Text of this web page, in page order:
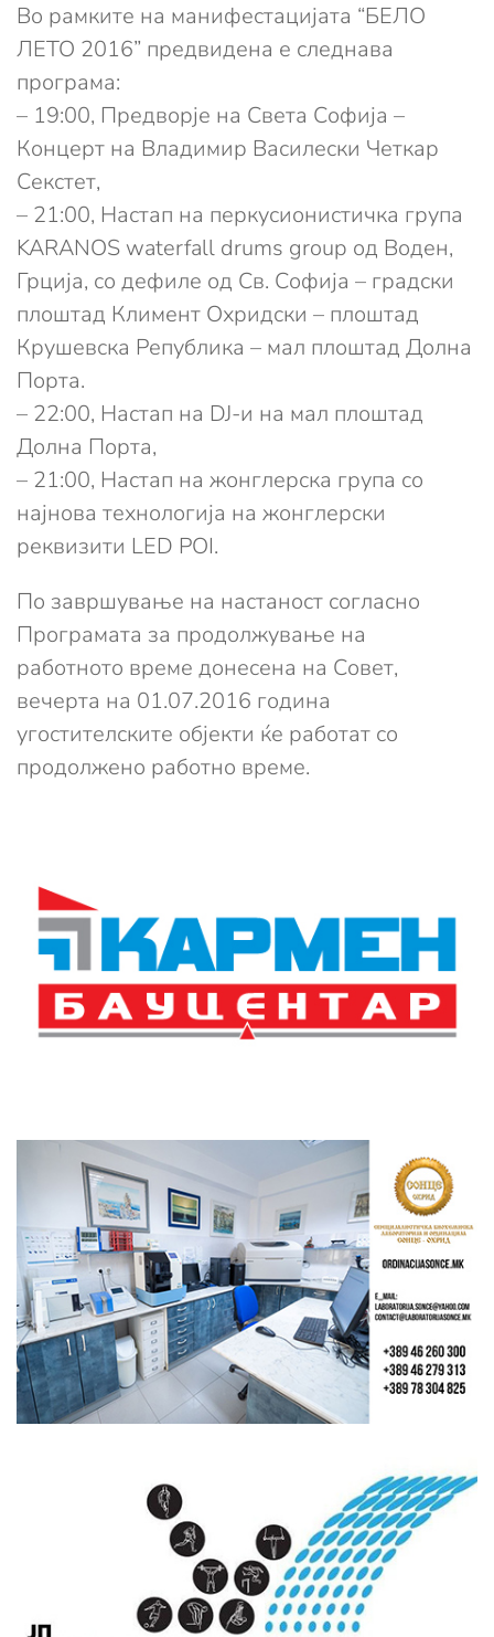
Во рамките на манифестацијата “БЕЛО
ЛЕТО 2016” предвидена е следнава
програма:
– 19:00, Предворје на Света Софија –
Концерт на Владимир Василески Четкар
Секстет,
– 21:00, Настап на перкусионистичка група
KARANOS waterfall drums group од Воден,
Грција, со дефиле од Св. Софија – градски
плоштад Климент Охридски – плоштад
Крушевска Република – мал плоштад Долна
Порта.
– 22:00, Настап на DJ-и на мал плоштад
Долна Порта,
– 21:00, Настап на жонглерска група со
најнова технологија на жонглерски
реквизити LED POI.
По завршување на настаност согласно
Програмата за продолжување на
работното време донесена на Совет,
вечерта на 01.07.2016 година
угостителските објекти ќе работат со
продолжено работно време.